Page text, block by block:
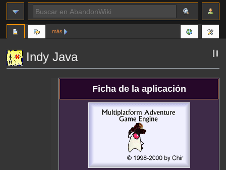
Indy Java
Ficha de la aplicación
más